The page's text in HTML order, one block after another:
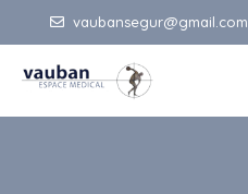
vaubansegur@gmail.com